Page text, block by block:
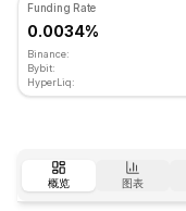
Funding Rate
0.0034%
Binance:
Bybit:
HyperLiq:
概览 图表